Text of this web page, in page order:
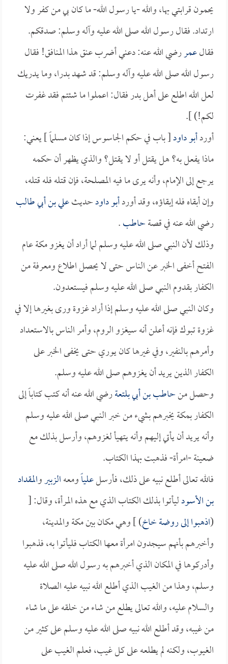
يحمون قرابتي بها، والله -يا رسول الله- ما كان بي من كفر ولا
ارتداد. فقال رسول الله صلى الله عليه وآله وسلم: صدقكم.
فقالعمررضي الله عنه: دعني أضرب عنق هذا المنافق! فقال
رسول الله صلى الله عليه وآله وسلم: قد شهد بدرا، وما يدريك
لعل الله اطلع على أهل بدر فقال: اعملوا ما شئتم فقد غفرت
لكم!) ].
أوردأبو داود[ باب في حكم الجاسوس إذا كان مسلماً ] يعني:
ماذا يفعل به؟ هل يقتل أو لا يقتل؟ والذي يظهر أن حكمه
يرجع إلى الإمام، وأنه يرى ما فيه المصلحة، فإن قتله فله قتله،
وإن أبقاه فله إبقاؤه، وقد أوردأبو داودحديثعلي بن أبي طالب
رضي الله عنه في قصةحاطب.
وذلك لأن النبي صلى الله عليه وسلم لما أراد أن يغزو مكة عام
الفتح أخفى الخبر عن الناس حتى لا يحصل اطلاع ومعرفة من
الكفار بقدوم النبي صلى الله عليه وسلم فيستعدون.
وكان النبي صلى الله عليه وسلم إذا أراد غزوة ورى بغيرها إلا في
غزوة تبوك فإنه أعلن أنه سيغزو الروم، وأمر الناس بالاستعداد
وأمرهم بالنفير، وفي غيرها كان يوري حتى يخفى الخبر على
الكفار الذين يريد أن يغزوهم صلى الله عليه وسلم.
وحصل منحاطب بن أبي بلتعةرضي الله عنه أنه كتب كتاباً إلى
الكفار بمكة يخبرهم بشيء من خبر النبي صلى الله عليه وسلم
وأنه يريد أن يأتي إليهم وأنه يتهيأ لغزوهم، وأرسل بذلك مع
ضعينة -امرأة- فذهبت بهذا الكتاب.
فالله تعالى أطلع نبيه على ذلك، فأرسلعلياًومعهالزبيروالمقداد
بن الأسودليأتوا بذلك الكتاب الذي مع هذه المرأة، وقال: [
(اذهبوا إلى روضة خاخ) ] وهي مكان بين مكة والمدينة،
وأخبرهم بأنهم سيجدون امرأة معها الكتاب فليأتوا به، فذهبوا
وأدركوها في المكان الذي أخبرهم به رسول الله صلى الله عليه
وسلم، وهذا من الغيب الذي أطلع الله نبيه عليه الصلاة
والسلام عليه، والله تعالى يطلع من شاء من خلقه على ما شاء
من غيبه، وقد أطلع الله نبيه صلى الله عليه وسلم على كثير من
الغيوب، ولكنه لم يطلعه على كل غيب، فعلم الغيب على